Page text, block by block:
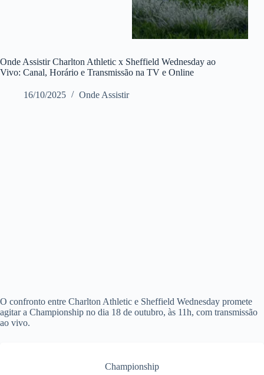
Onde Assistir Charlton Athletic x Sheffield Wednesday ao
Vivo: Canal, Horário e Transmissão na TV e Online
16/10/2025 Onde Assistir
O confronto entre Charlton Athletic e Sheffield Wednesday promete
agitar a Championship no dia 18 de outubro, às 11h, com transmissão
ao vivo.
Championship